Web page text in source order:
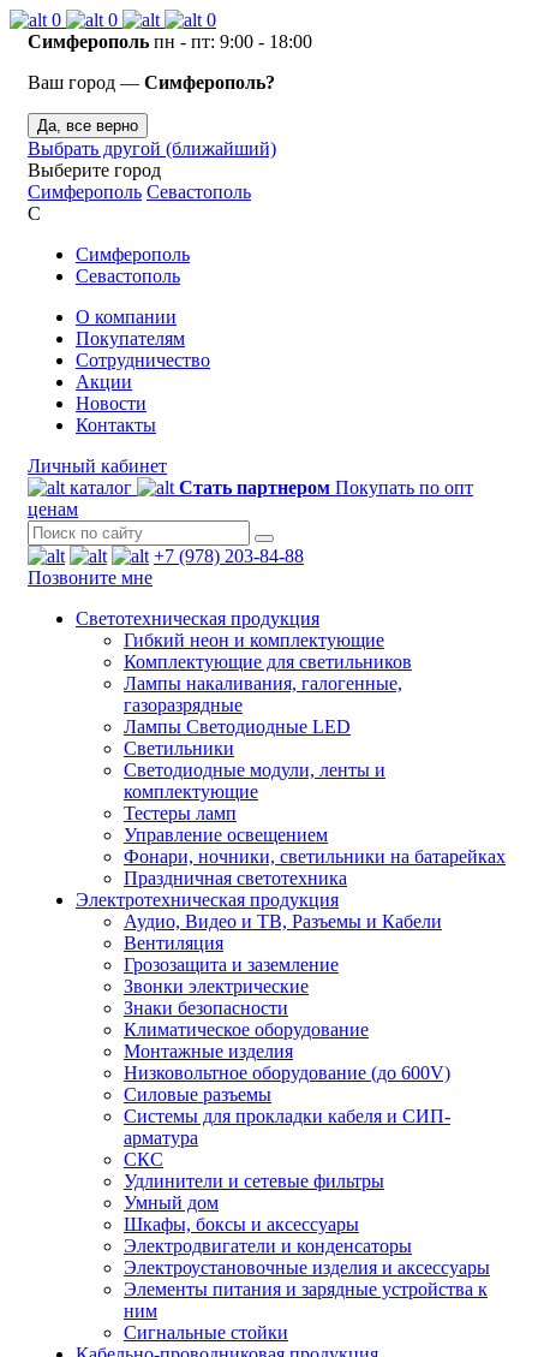
0 0
0
Симферополь пн - пт: 9:00 - 18:00
Ваш город — Симферополь?
Да, все верно
Выбрать другой (ближайший)
Выберите город
Симферополь Севастополь
С
Симферополь
Севастополь
О компании
Покупателям
Сотрудничество
Акции
Новости
Контакты
Личный кабинет
каталог
Стать партнером Покупать по опт
ценам
+7 (978) 203-84-88
Позвоните мне
Светотехническая продукция
Гибкий неон и комплектующие
Комплектующие для светильников
Лампы накаливания, галогенные,
газоразрядные
Лампы Светодиодные LED
Светильники
Светодиодные модули, ленты и
комплектующие
Тестеры ламп
Управление освещением
Фонари, ночники, светильники на батарейках
Праздничная светотехника
Электротехническая продукция
Аудио, Видео и ТВ, Разъемы и Кабели
Вентиляция
Грозозащита и заземление
Звонки электрические
Знаки безопасности
Климатическое оборудование
Монтажные изделия
Низковольтное оборудование (до 600V)
Силовые разъемы
Системы для прокладки кабеля и СИП-
арматура
СКС
Удлинители и сетевые фильтры
Умный дом
Шкафы, боксы и аксессуары
Электродвигатели и конденсаторы
Электроустановочные изделия и аксессуары
Элементы питания и зарядные устройства к
ним
Сигнальные стойки